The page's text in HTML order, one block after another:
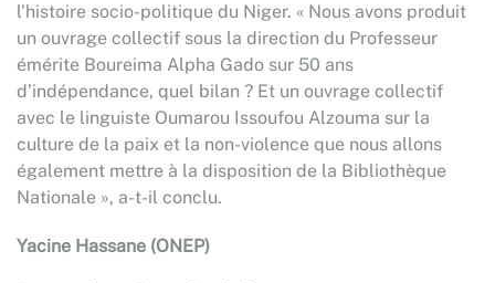
l’histoire socio-politique du Niger. « Nous avons produit
un ouvrage collectif sous la direction du Professeur
émérite Boureima Alpha Gado sur 50 ans
d’indépendance, quel bilan ? Et un ouvrage collectif
avec le linguiste Oumarou Issoufou Alzouma sur la
culture de la paix et la non-violence que nous allons
également mettre à la disposition de la Bibliothèque
Nationale », a-t-il conclu.
Yacine Hassane (ONEP)